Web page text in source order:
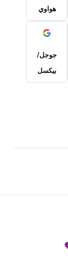
هواوي
جوجل/
بيكسل